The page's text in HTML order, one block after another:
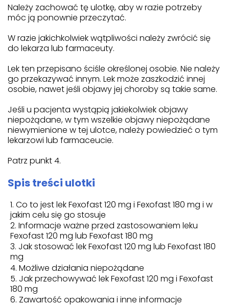
Należy zachować tę ulotkę, aby w razie potrzeby
móc ją ponownie przeczytać.
W razie jakichkolwiek wątpliwości należy zwrócić się
do lekarza lub farmaceuty.
Lek ten przepisano ściśle określonej osobie. Nie należy
go przekazywać innym. Lek może zaszkodzić innej
osobie, nawet jeśli objawy jej choroby są takie same.
Jeśli u pacjenta wystąpią jakiekolwiek objawy
niepożądane, w tym wszelkie objawy niepożądane
niewymienione w tej ulotce, należy powiedzieć o tym
lekarzowi lub farmaceucie.
Patrz punkt 4.
Spis treści ulotki
Co to jest lek Fexofast 120 mg i Fexofast 180 mg i w
jakim celu się go stosuje
Informacje ważne przed zastosowaniem leku
Fexofast 120 mg lub Fexofast 180 mg
Jak stosować lek Fexofast 120 mg lub Fexofast 180
mg
Możliwe działania niepożądane
Jak przechowywać lek Fexofast 120 mg i Fexofast
180 mg
Zawartość opakowania i inne informacje